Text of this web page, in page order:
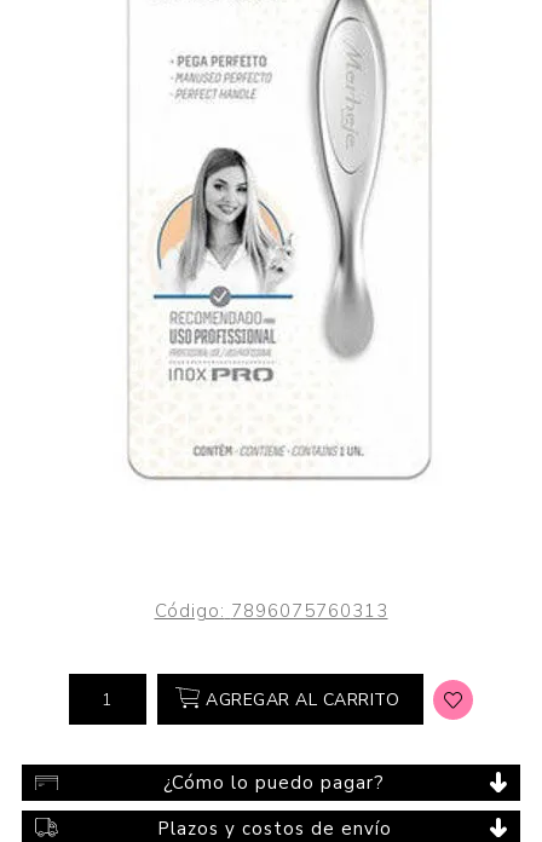
Código: 7896075760313
AGREGAR AL CARRITO
¿Cómo lo puedo pagar?
Plazos y costos de envío